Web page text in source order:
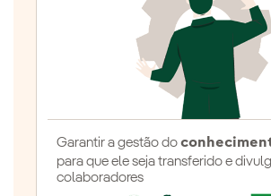
Garantir a gestão do
para que ele seja transferido e
colaboradores